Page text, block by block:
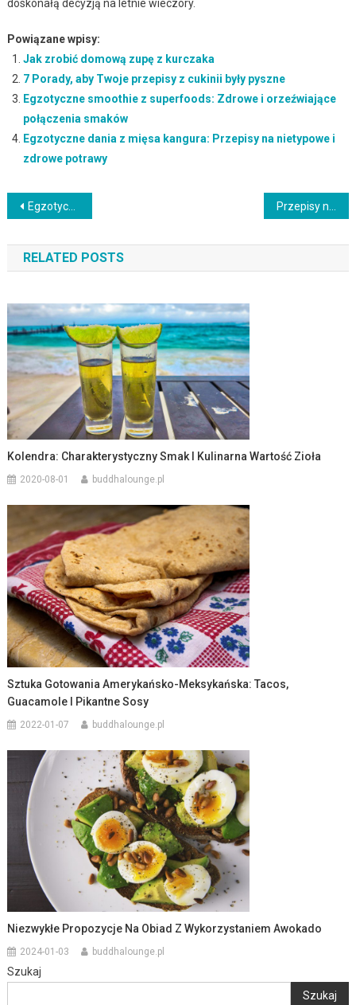
doskonałą decyzją na letnie wieczory.
Powiązane wpisy:
Jak zrobić domową zupę z kurczaka
7 Porady, aby Twoje przepisy z cukinii były pyszne
Egzotyczne smoothie z superfoods: Zdrowe i orzeźwiające
połączenia smaków
Egzotyczne dania z mięsa kangura: Przepisy na nietypowe i
zdrowe potrawy
Nawigacja
wpisu
Egzotyczne dania z krabów: Przepisy na smakowite potrawy z owocami morza
RELATED POSTS
Kolendra: Charakterystyczny Smak I Kulinarna Wartość Zioła
2020-08-01 buddhalounge.pl
Sztuka Gotowania Amerykańsko-Meksykańska: Tacos,
Guacamole I Pikantne Sosy
2022-01-07 buddhalounge.pl
Niezwykłe Propozycje Na Obiad Z Wykorzystaniem Awokado
2024-01-03 buddhalounge.pl
Szukaj
Szukaj